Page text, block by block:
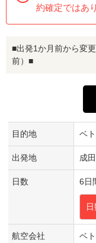
約確定ではあ
■出発1か月前から変
前）■
目的地 ベ
出発地 成田
日数 6日
航空会社 ベ